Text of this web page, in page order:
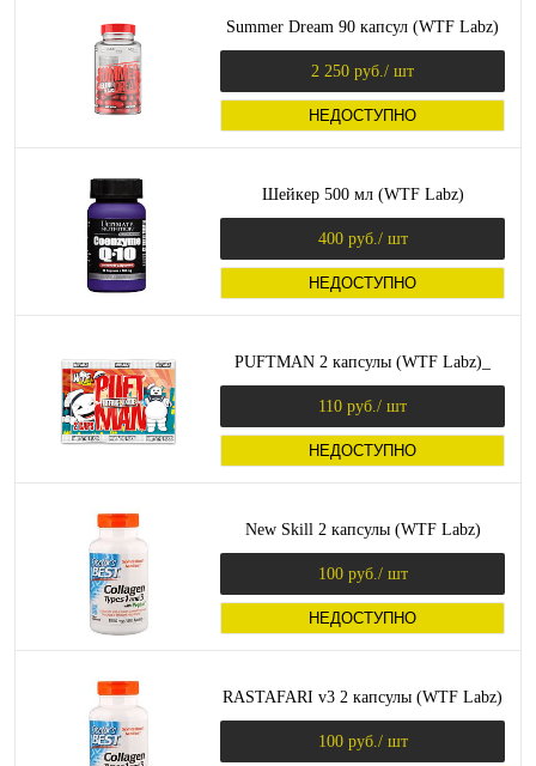
Summer Dream 90 капсул (WTF Labz)
2 250 руб. / шт
НЕДОСТУПНО
Шейкер 500 мл (WTF Labz)
400 руб. / шт
НЕДОСТУПНО
PUFTMAN 2 капсулы (WTF Labz)_
110 руб. / шт
НЕДОСТУПНО
New Skill 2 капсулы (WTF Labz)
100 руб. / шт
НЕДОСТУПНО
RASTAFARI v3 2 капсулы (WTF Labz)
100 руб. / шт